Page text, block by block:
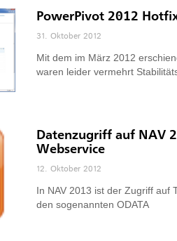
PowerPivot 2012
31. Oktober 2012
Mit dem im März 2012
waren leider vermehrt
Datenzugriff auf NAV
Webservice
12. Oktober 2012
In NAV 2013 ist der Zugriff auf
den sogenannten ODATA